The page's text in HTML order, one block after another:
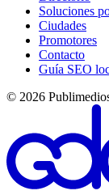
Soluciones
Ciudades
Promotores
Contacto
Guía SEO
© 2026